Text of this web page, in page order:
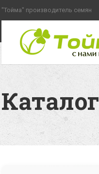
"Тойма" производитель семян
Каталог